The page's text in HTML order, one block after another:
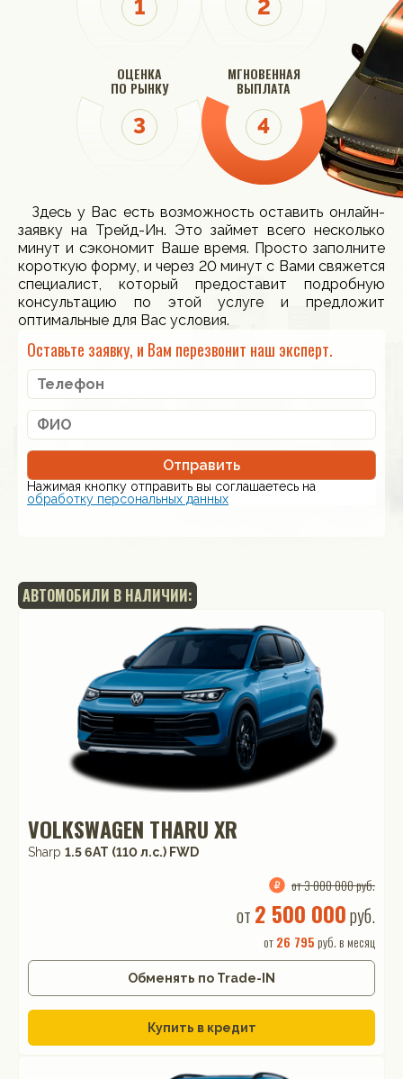
ОЦЕНКА
ПО РЫНКУ
МГНОВЕННАЯ
ВЫПЛАТА
Здесь у Вас есть возможность оставить онлайн-
заявку на Трейд-Ин. Это займет всего несколько
минут и сэкономит Ваше время. Просто заполните
короткую форму, и через 20 минут с Вами свяжется
специалист, который предоставит подробную
консультацию по этой услуге и предложит
оптимальные для Вас условия.
Оставьте заявку, и Вам перезвонит наш эксперт.
Отправить
Нажимая кнопку отправить вы соглашаетесь на
обработку персональных данных
АВТОМОБИЛИ В НАЛИЧИИ:
VOLKSWAGEN THARU XR
Sharp 1.5 6AT (110 л.с.) FWD
от 3 000 000 руб.
от 2 500 000руб.
от26 795 руб. в месяц
Обменять по Trade-IN
Купить в кредит